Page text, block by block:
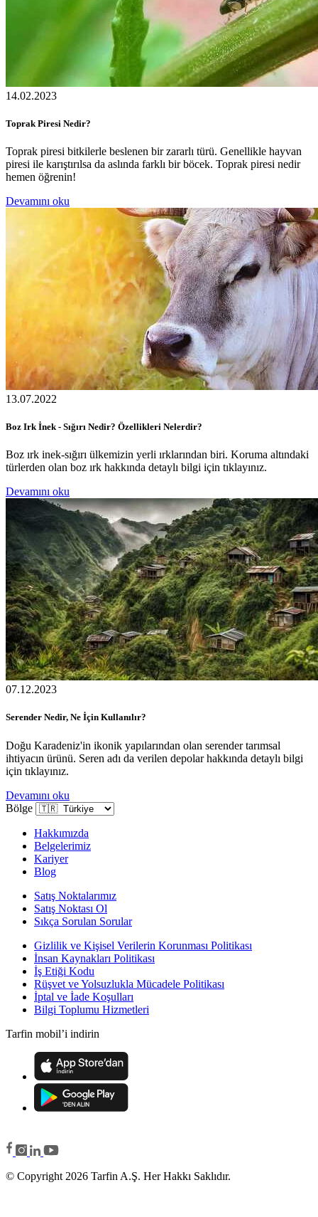
14.02.2023
Toprak Piresi Nedir?
Toprak piresi bitkilerle beslenen bir zararlı türü. Genellikle hayvan
piresi ile karıştırılsa da aslında farklı bir böcek. Toprak piresi nedir
hemen öğrenin!
Devamını oku
13.07.2022
Boz Irk İnek - Sığırı Nedir? Özellikleri Nelerdir?
Boz ırk inek-sığırı ülkemizin yerli ırklarından biri. Koruma altındaki
türlerden olan boz ırk hakkında detaylı bilgi için tıklayınız.
Devamını oku
07.12.2023
Serender Nedir, Ne İçin Kullanılır?
Doğu Karadeniz'in ikonik yapılarından olan serender tarımsal
ihtiyacın ürünü. Seren adı da verilen depolar hakkında detaylı bilgi
için tıklayınız.
Devamını oku
Bölge
Hakkımızda
Belgelerimiz
Kariyer
Blog
Satış Noktalarımız
Satış Noktası Ol
Sıkça Sorulan Sorular
Gizlilik ve Kişisel Verilerin Korunması Politikası
İnsan Kaynakları Politikası
İş Etiği Kodu
Rüşvet ve Yolsuzlukla Mücadele Politikası
İptal ve İade Koşulları
Bilgi Toplumu Hizmetleri
Tarfin mobil’i indirin
© Copyright 2026 Tarfin A.Ş. Her Hakkı Saklıdır.